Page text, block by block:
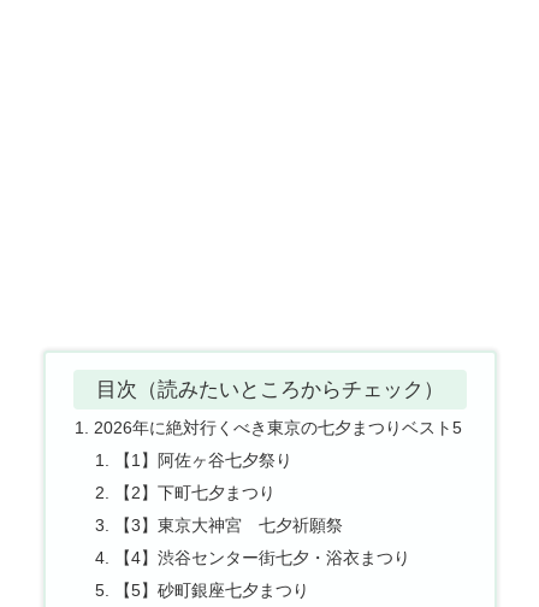
目次（読みたいところからチェック）
2026年に絶対行くべき東京の七夕まつりベスト5
【1】阿佐ヶ谷七夕祭り
【2】下町七夕まつり
【3】東京大神宮 七夕祈願祭
【4】渋谷センター街七夕・浴衣まつり
【5】砂町銀座七夕まつり